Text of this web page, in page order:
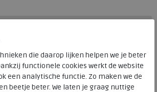
= dezelfde werkdag verzonden*
binnen 1 werkdag terugbetaald
die daarop lijken helpen we je beter
functionele cookies werkt de website
een analytische functie. Zo maken we de
beetje beter. We laten je graag nuttige